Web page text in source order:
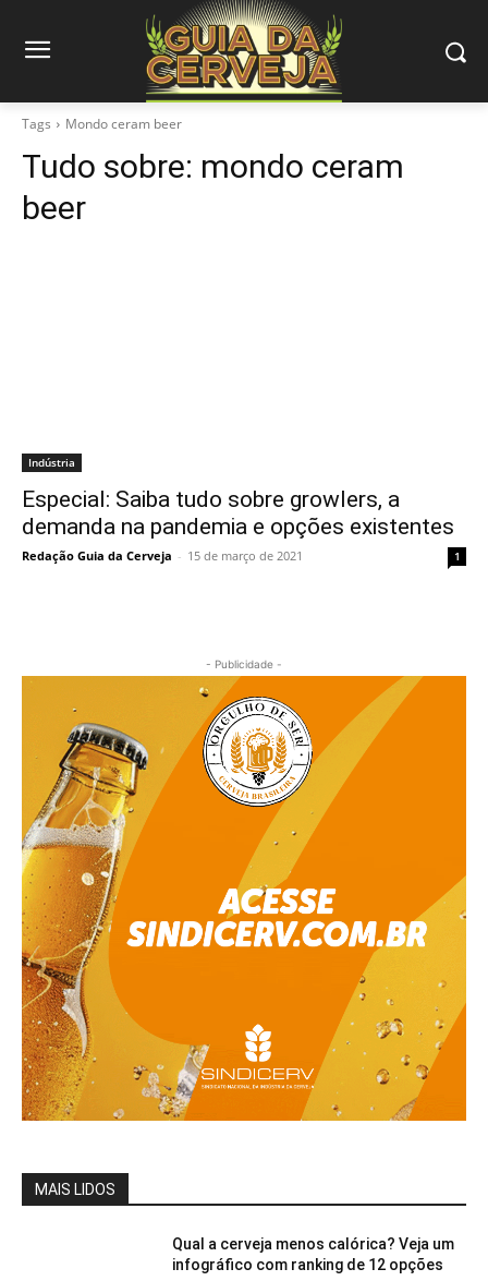
Tags Mondo ceram beer
Tudo sobre: mondo ceram
beer
Indústria
Especial: Saiba tudo sobre growlers, a
demanda na pandemia e opções existentes
Redação Guia da Cerveja - 15 de março de 2021 1
- Publicidade -
MAIS LIDOS
Qual a cerveja menos calórica? Veja um
infográfico com ranking de 12 opções